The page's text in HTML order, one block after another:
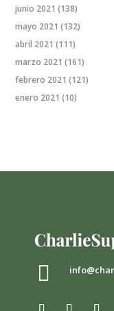
junio 2021 (138)
mayo 2021 (132)
abril 2021 (111)
marzo 2021 (161)
febrero 2021 (121)
enero 2021 (10)
